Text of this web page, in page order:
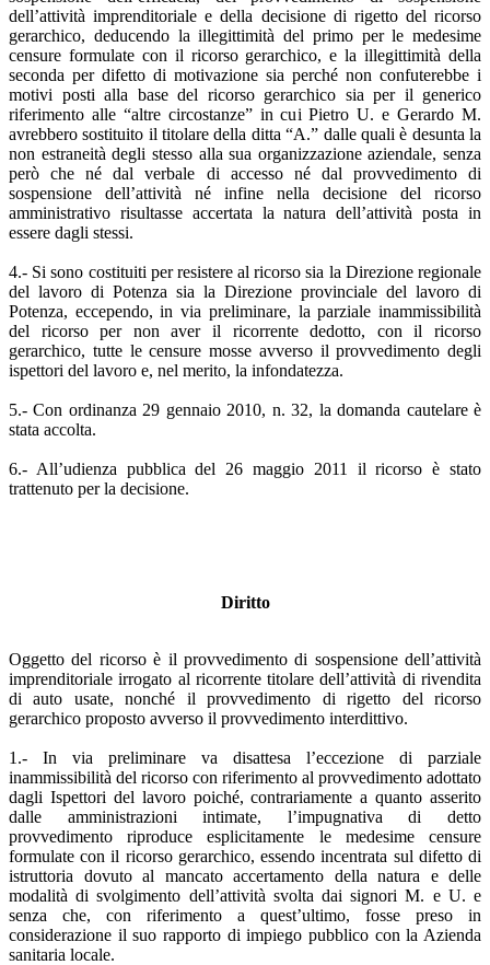
dell’attività imprenditoriale e della decisione di rigetto del ricorso
gerarchico, deducendo la illegittimità del primo per le medesime
censure formulate con il ricorso gerarchico, e la illegittimità della
seconda per difetto di motivazione sia perché non confuterebbe i
motivi posti alla base del ricorso gerarchico sia per il generico
riferimento alle “altre circostanze” in cui Pietro U. e Gerardo M.
avrebbero sostituito il titolare della ditta “A.” dalle quali è desunta la
non estraneità degli stesso alla sua organizzazione aziendale, senza
però che né dal verbale di accesso né dal provvedimento di
sospensione dell’attività né infine nella decisione del ricorso
amministrativo risultasse accertata la natura dell’attività posta in
essere dagli stessi.
4.- Si sono costituiti per resistere al ricorso sia la Direzione regionale
del lavoro di Potenza sia la Direzione provinciale del lavoro di
Potenza, eccependo, in via preliminare, la parziale inammissibilità
del ricorso per non aver il ricorrente dedotto, con il ricorso
gerarchico, tutte le censure mosse avverso il provvedimento degli
ispettori del lavoro e, nel merito, la infondatezza.
5.- Con ordinanza 29 gennaio 2010, n. 32, la domanda cautelare è
stata accolta.
6.- All’udienza pubblica del 26 maggio 2011 il ricorso è stato
trattenuto per la decisione.
Diritto
Oggetto del ricorso è il provvedimento di sospensione dell’attività
imprenditoriale irrogato al ricorrente titolare dell’attività di rivendita
di auto usate, nonché il provvedimento di rigetto del ricorso
gerarchico proposto avverso il provvedimento interdittivo.
1.- In via preliminare va disattesa l’eccezione di parziale
inammissibilità del ricorso con riferimento al provvedimento adottato
dagli Ispettori del lavoro poiché, contrariamente a quanto asserito
dalle amministrazioni intimate, l’impugnativa di detto
provvedimento riproduce esplicitamente le medesime censure
formulate con il ricorso gerarchico, essendo incentrata sul difetto di
istruttoria dovuto al mancato accertamento della natura e delle
modalità di svolgimento dell’attività svolta dai signori M. e U. e
senza che, con riferimento a quest’ultimo, fosse preso in
considerazione il suo rapporto di impiego pubblico con la Azienda
sanitaria locale.